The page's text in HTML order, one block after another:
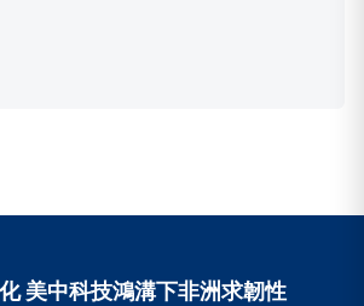
美中科技鴻溝下非洲求韌性